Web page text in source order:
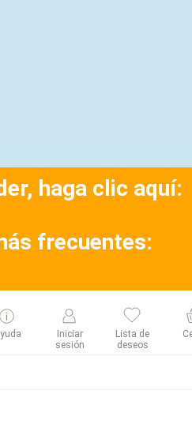
haga clic aquí:
frecuentes:
Iniciar
sesión
Lista de
deseos